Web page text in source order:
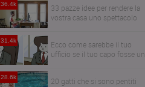
33 pazze idee per rendere la
vostra casa uno spettacolo
36.4k
Ecco come sarebbe il tuo
ufficio se il tuo capo fosse un
31.4k
20 gatti che si sono pentiti
28.6k